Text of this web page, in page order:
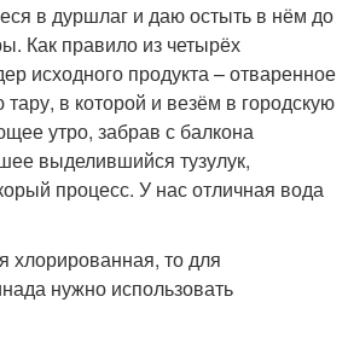
в дуршлаг и даю остыть в нём до
Как правило из четырёх
исходного продукта – отваренное
в которой и везём в городскую
утро, забрав с балкона
выделившийся тузулук,
процесс. У нас отличная вода
хлорированная, то для
нужно использовать